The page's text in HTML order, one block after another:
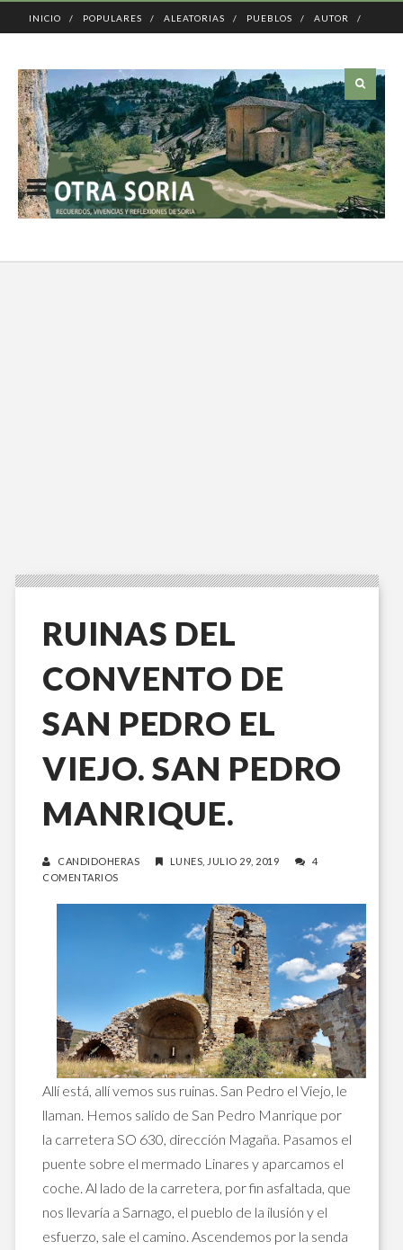
INICIO POPULARES ALEATORIAS PUEBLOS AUTOR
RUINAS DEL
CONVENTO DE
SAN PEDRO EL
VIEJO. SAN PEDRO
MANRIQUE.
CANDIDOHERAS LUNES, JULIO 29, 2019
4
COMENTARIOS
Allí está, allí vemos sus ruinas. San Pedro el Viejo, le
llaman. Hemos salido de San Pedro Manrique por
la carretera SO 630, dirección Magaña. Pasamos el
puente sobre el mermado Linares y aparcamos el
coche. Al lado de la carretera, por fin asfaltada, que
nos llevaría a Sarnago, el pueblo de la ilusión y el
esfuerzo, sale el camino. Ascendemos por la senda